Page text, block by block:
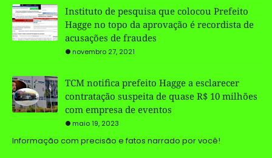
Instituto de pesquisa que colocou Prefeito
Hagge no topo da aprovação é recordista de
acusações de fraudes
novembro 27, 2021
TCM notifica prefeito Hagge a esclarecer
contratação suspeita de quase R$ 10 milhões
com empresa de eventos
maio 19, 2023
Informação com precisão e fatos narrado por você!